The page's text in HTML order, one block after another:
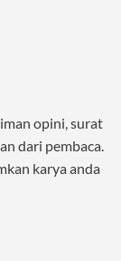
opini, surat
dari pembaca.
karya anda